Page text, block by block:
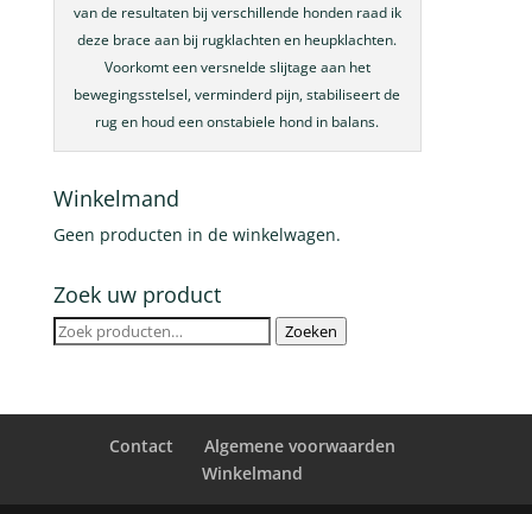
van de resultaten bij verschillende honden raad ik
deze brace aan bij rugklachten en heupklachten.
Voorkomt een versnelde slijtage aan het
bewegingsstelsel, verminderd pijn, stabiliseert de
rug en houd een onstabiele hond in balans.
Winkelmand
Geen producten in de winkelwagen.
Zoek uw product
Zoeken
Zoeken
Contact
Algemene voorwaarden
Winkelmand